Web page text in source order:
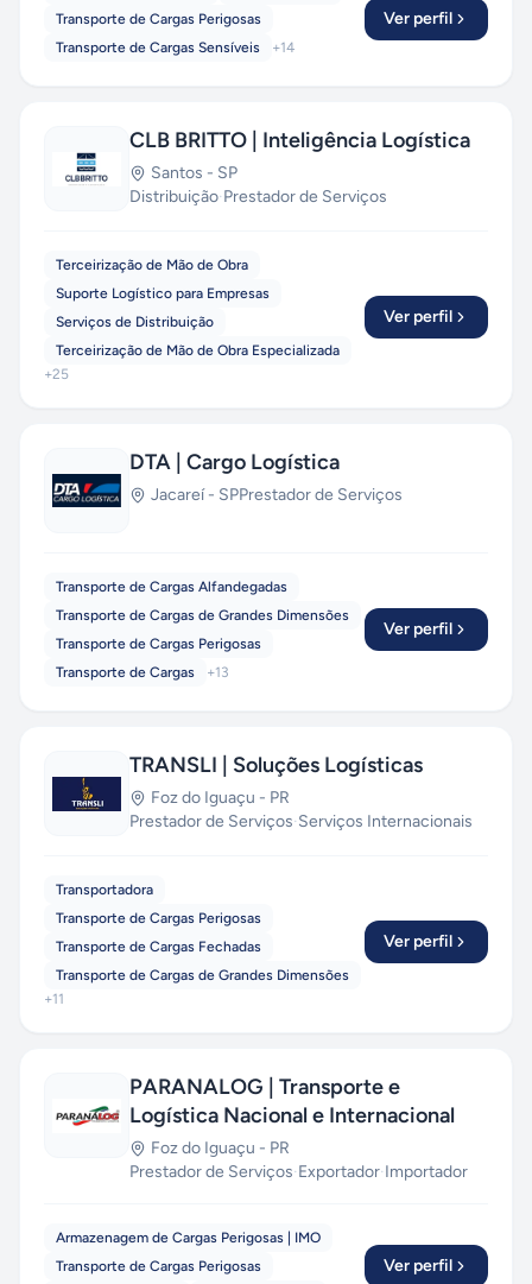
Transporte de Cargas Perigosas
Transporte de Cargas Sensíveis
+14
Ver perfil
CLB BRITTO | Inteligência Logística
Santos - SP
Distribuição·Prestador de Serviços
Terceirização de Mão de Obra
Suporte Logístico para Empresas
Serviços de Distribuição
Terceirização de Mão de Obra Especializada
+25
Ver perfil
DTA | Cargo Logística
Jacareí- SPPrestador de Serviços
Transporte de Cargas Alfandegadas
Transporte de Cargas de Grandes Dimensões
Transporte de Cargas Perigosas
Transporte de Cargas
+13
Ver perfil
TRANSLI | Soluções Logísticas
Foz do Iguaçu - PR
Prestador de Serviços·Serviços Internacionais
Transportadora
Transporte de Cargas Perigosas
Transporte de Cargas Fechadas
Transporte de Cargas de Grandes Dimensões
+11
Ver perfil
PARANALOG | Transporte e
Logística Nacional e Internacional
Foz do Iguaçu - PR
Prestador de Serviços·Exportador·Importador
Armazenagem de Cargas Perigosas | IMO
Transporte de Cargas Perigosas
Ver perfil